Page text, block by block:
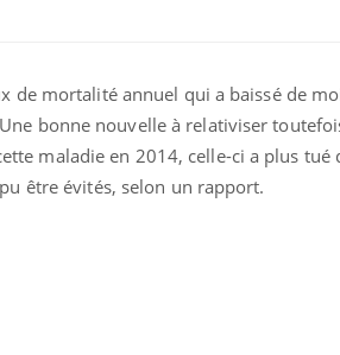
de mortalité annuel qui a baissé de
bonne nouvelle à relativiser
maladie en 2014, celle-ci a plus tué
être évités, selon un rapport.